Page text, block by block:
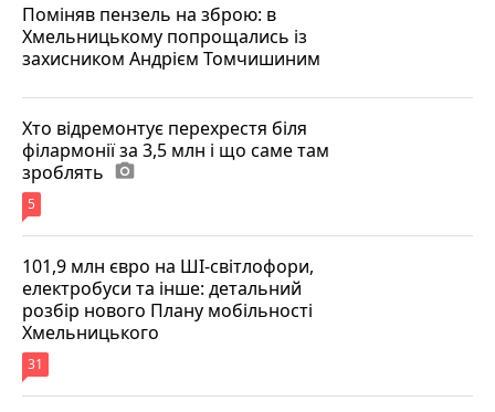
Поміняв пензель на зброю: в
Хмельницькому попрощались із
захисником Андрієм Томчишиним
Хто відремонтує перехрестя біля
філармонії за 3,5 млн і що саме там
зроблять photo_camera
5
101,9 млн євро на ШІ-світлофори,
електробуси та інше: детальний
розбір нового Плану мобільності
Хмельницького
31